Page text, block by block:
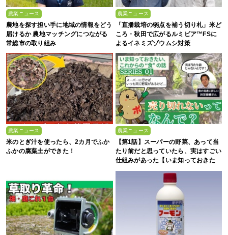
農業ニュース
農地を探す担い手に地域の情報をどう
届けるか 農地マッチングにつながる
常総市の取り組み
農業ニュース
「直播栽培の弱点を補う切り札」米ど
ころ・秋田で広がるルミビア™FSに
よるイネミズゾウムシ対策
農業ニュース
米のとぎ汁を使ったら、2カ月でふか
ふかの腐葉土ができた！
農業ニュース
【第1話】スーパーの野菜、あって当
たり前だと思っていたら、実はすごい
仕組みがあった【いま知っておきた
い、これからの”食”の話】